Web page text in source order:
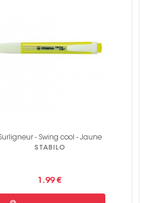
- Swing cool - Lavande
STABILO
1.99 €